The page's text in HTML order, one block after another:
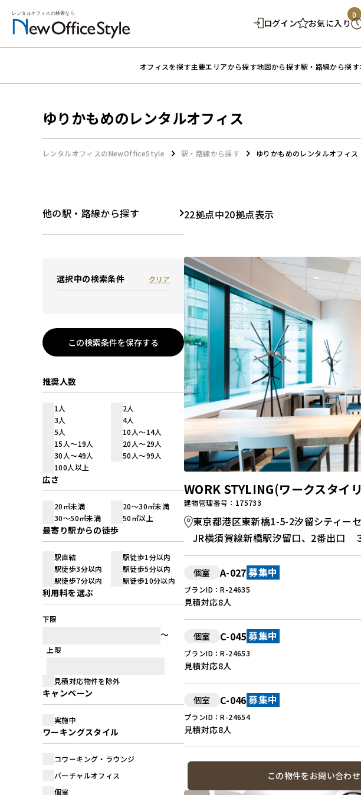
ログイン お気に入り
0
オフィスを探す主要エリアから探す地図から探す駅・路線から探す
ゆりかもめのレンタルオフィス
レンタルオフィスのNewOfficeStyle 駅・路線から探す ゆりかもめのレンタルオフィス
他の駅・路線から探す
選択中の検索条件 クリア
この検索条件を保存する
推奨人数
1人
2人
3人
4人
5人
10人～14人
15人～19人
20人～29人
30人～49人
50人～99人
100人以上
広さ
20㎡未満
20～30㎡未満
30～50㎡未満
50㎡以上
最寄り駅からの徒歩
駅直結
駅徒歩1分以内
駅徒歩3分以内
駅徒歩5分以内
駅徒歩7分以内
駅徒歩10分以内
利用料を選ぶ
下限
上限
見積対応物件を除外
キャンペーン
実施中
ワーキングスタイル
コワーキング・ラウンジ
バーチャルオフィス
個室
22拠点中20拠点表示
WORK STYLING(ワークスタイ
建物管理番号：175733
東京都港区東新橋1-5-2汐留シティー
JR横須賀線新橋駅汐留口、2番出口
個室 A-027 募集中
プランID：R-24635
見積対応8人
個室 C-045 募集中
プランID：R-24653
見積対応8人
個室 C-046 募集中
プランID：R-24654
見積対応8人
この物件をお問い合わせ